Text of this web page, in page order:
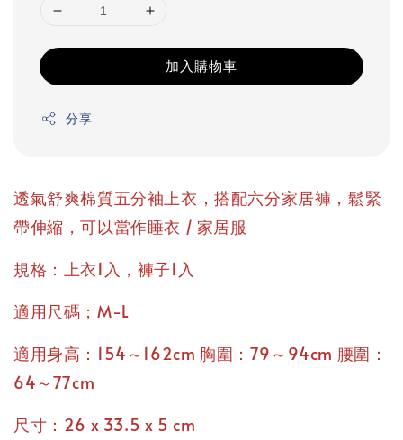
加入購物車
分享
透氣舒爽棉質五分袖上衣，搭配六分家居褲，鬆緊
帶伸縮，可以當作睡衣 / 家居服
規格：上衣1入，褲子1入
適用尺碼；M-L
適用身高：154～162cm 胸圍：79～94cm 腰圍：
64～77cm
尺寸：26 x 33.5 x 5 cm